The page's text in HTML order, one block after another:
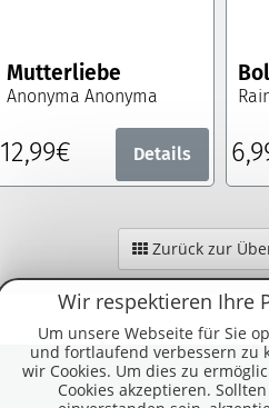
Wir respektieren Ihre
Um unsere Webseite für Sie
und fortlaufend verbessern zu
wir Cookies. Um dies zu
Cookies akzeptieren.
Mutterliebe
Anonyma Anonyma
12,99€ Details
Zurück zur